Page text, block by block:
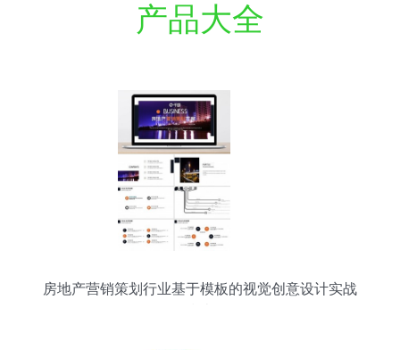
产品大全
房地产营销策划行业基于模板的视觉创意设计实战